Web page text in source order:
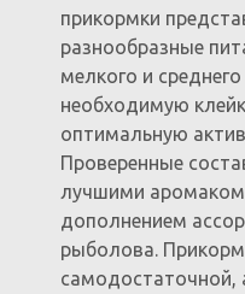
прикормки
разнообразные
мелкого и
необходимую
оптимальную
Проверенные
лучшими
дополнением
рыболова.
самодостаточной,